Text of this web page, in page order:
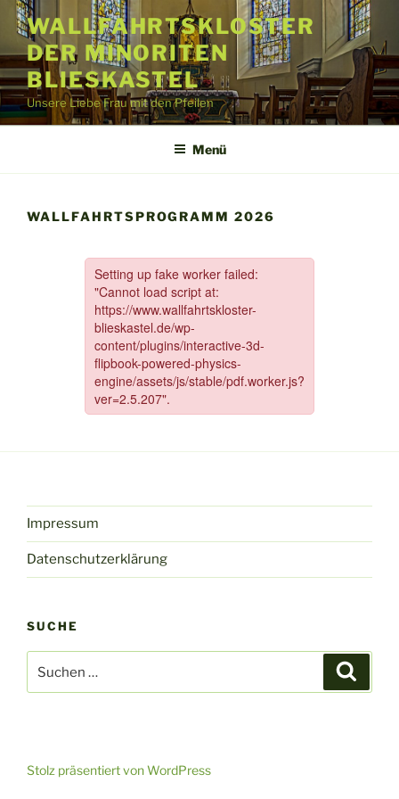
Zum
Inhalt
springen
WALLFAHRTSKLOSTER
DER MINORITEN
BLIESKASTEL
Unsere Liebe Frau mit den Pfeilen
Menü
WALLFAHRTSPROGRAMM 2026
Impressum
Datenschutzerklärung
SUCHE
nach:
Stolz präsentiert von WordPress